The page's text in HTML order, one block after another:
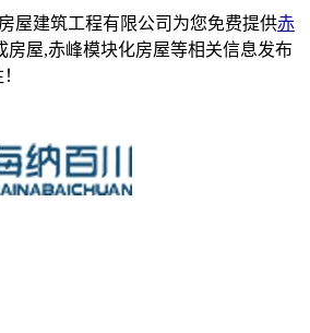
屋建筑工程有限公司为您免费提供赤
房屋,赤峰模块化房屋等相关信息发布